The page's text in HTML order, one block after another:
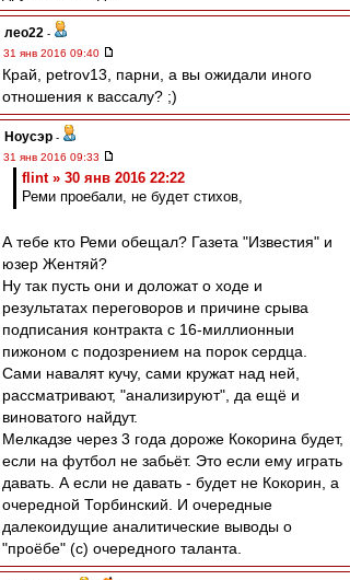
лео22 -
31 янв 2016 09:40
Край, petrov13, парни, а вы ожидали иного
отношения к вассалу? ;)
Ноусэр -
31 янв 2016 09:33
flint » 30 янв 2016 22:22
Реми проебали, не будет стихов,
А тебе кто Реми обещал? Газета "Известия" и
юзер Жентяй?
Ну так пусть они и доложат о ходе и
результатах переговоров и причине срыва
подписания контракта с 16-миллионныи
пижоном с подозрением на порок сердца.
Сами навалят кучу, сами кружат над ней,
рассматривают, "анализируют", да ещё и
виноватого найдут.
Мелкадзе через 3 года дороже Кокорина будет,
если на футбол не забьёт. Это если ему играть
давать. А если не давать - будет не Кокорин, а
очередной Торбинский. И очередные
далекоидущие аналитические выводы о
"проёбе" (с) очередного таланта.